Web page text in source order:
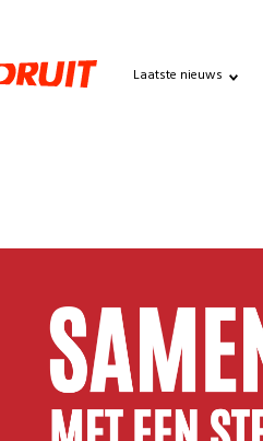
Laatste nieuws